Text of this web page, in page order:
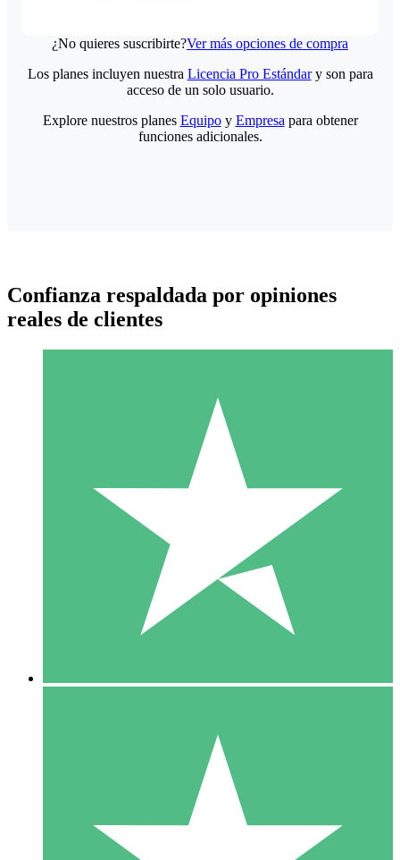
¿No quieres suscribirte?Ver más opciones de compra
Paquetes de Créditos Individuales
Paga según el uso con créditos de descarga. Sin compromiso
10 00
10 Descargas
20 00
Los planes incluyen nuestra Licencia Pro Estándary son para
acceso de un solo usuario.
Explore nuestros planes Equipoy Empresa para obtener
funciones adicionales.
Confianza respaldada por opiniones
reales de clientes